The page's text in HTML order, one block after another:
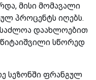
მისი მომავალი
პროცენტს იღებს.
დაახლოებით
სწორედ
სეზონში ფრანგულ